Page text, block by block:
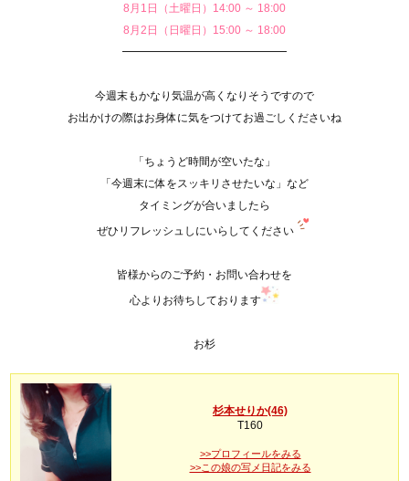
8月1日（土曜日）14:00 ～ 18:00
8月2日（日曜日）15:00 ～ 18:00
━━━━━━━━━━━━━━━
今週末もかなり気温が高くなりそうですので
お出かけの際はお身体に気をつけてお過ごしくださいね
「ちょうど時間が空いたな」
「今週末に体をスッキリさせたいな」など
タイミングが合いましたら
ぜひリフレッシュしにいらしてください
皆様からのご予約・お問い合わせを
心よりお待ちしております
お杉
杉本せりか(46)
T160
>>プロフィールをみる
>>この娘の写メ日記をみる